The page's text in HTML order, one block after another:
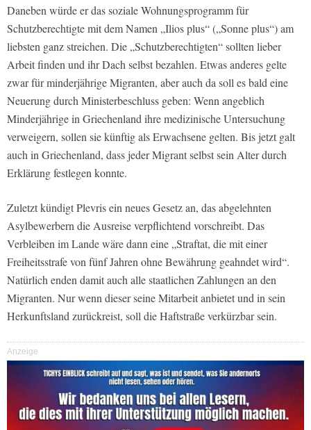
Daneben würde er das soziale Wohnungsprogramm für
Schutzberechtigte mit dem Namen „Ilios plus“ („Sonne plus“) am
liebsten ganz streichen. Die „Schutzberechtigten“ sollten lieber
Arbeit finden und ihr Dach selbst bezahlen. Etwas anderes gelte
zwar für minderjährige Migranten, aber auch da soll es bald eine
Neuerung durch Ministerbeschluss geben: Wenn angeblich
Minderjährige in Griechenland ihre medizinische Untersuchung
verweigern, sollen sie künftig als Erwachsene gelten. Bis jetzt galt
auch in Griechenland, dass jeder Migrant selbst sein Alter durch
Erklärung festlegen konnte.
Zuletzt kündigt Plevris ein neues Gesetz an, das abgelehnten
Asylbewerbern die Ausreise verpflichtend vorschreibt. Das
Verbleiben im Lande wäre dann eine „Straftat, die mit einer
Freiheitsstrafe von fünf Jahren ohne Bewährung geahndet wird“.
Natürlich enden damit auch alle staatlichen Zahlungen an den
Migranten. Nur wenn dieser seine Mitarbeit anbietet und in sein
Herkunftsland zurückreist, soll die Haftstraße verkürzbar sein.
Anzeige